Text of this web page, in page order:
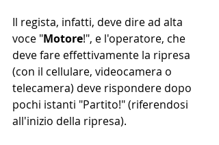
Il regista, infatti, deve dire ad alta
voce "Motore!", e l'operatore, che
deve fare effettivamente la ripresa
(con il cellulare, videocamera o
telecamera) deve rispondere dopo
pochi istanti "Partito!" (riferendosi
all'inizio della ripresa).